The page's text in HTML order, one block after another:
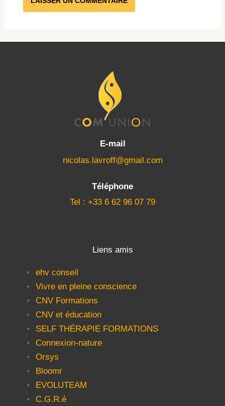
E-mail
nicolas.lavroff@gmail.com
Téléphone
Tel : +33 6 62 96 07 79
Liens amis
ehv conseil
Vivre en pleine conscience
CNV Formations
CNV et éducation
SELF THÉRAPIE FORMATIONS
Connexion-nature
Orsys
Bloomr
EVOLUTEAM
C.G.R.é